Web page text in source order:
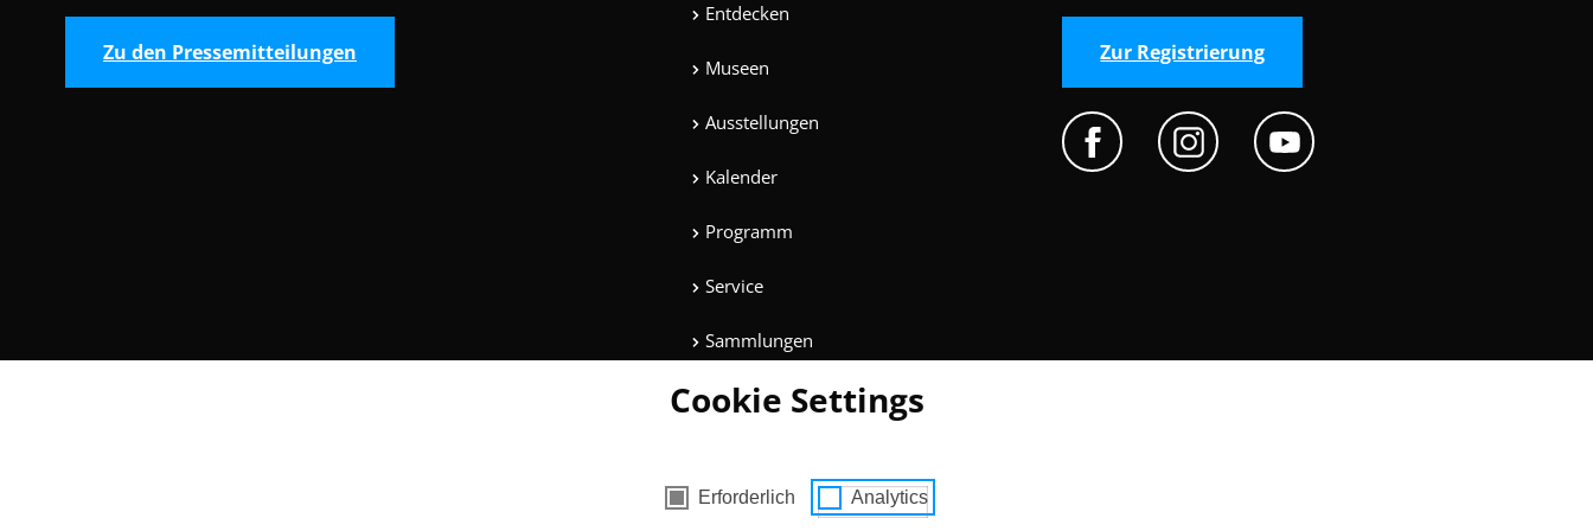
Zu den Pressemitteilungen
Entdecken
Museen
Ausstellungen
Kalender
Programm
Service
Sammlungen
Magazine
Unterhaltung
Zur Registrierung
Cookie Settings
Consent Selection | Auswahl der Cookies mit Zustimmung
Erforderlich Analytics